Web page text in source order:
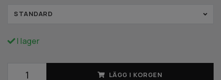
STANDARD
I lager
LÄGG I KORGEN